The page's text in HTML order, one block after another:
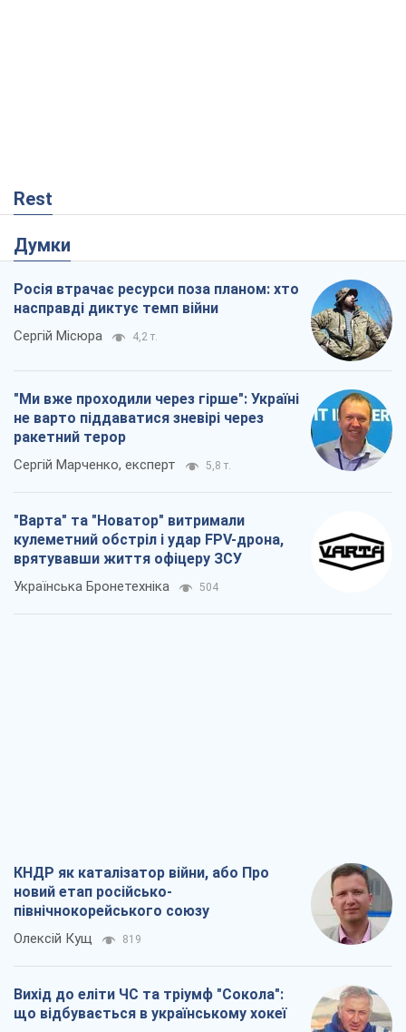
Rest
Думки
Росія втрачає ресурси поза планом: хто
насправді диктує темп війни
Сергій Місюра 4,2 т.
"Ми вже проходили через гірше": Україні
не варто піддаватися зневірі через
ракетний терор
Сергій Марченко, експерт 5,8 т.
"Варта" та "Новатор" витримали
кулеметний обстріл і удар FPV-дрона,
врятувавши життя офіцеру ЗСУ
Українська Бронетехніка 504
КНДР як каталізатор війни, або Про
новий етап російсько-
північнокорейського союзу
Олексій Кущ 819
Вихід до еліти ЧС та тріумф "Сокола":
що відбувається в українському хокеї